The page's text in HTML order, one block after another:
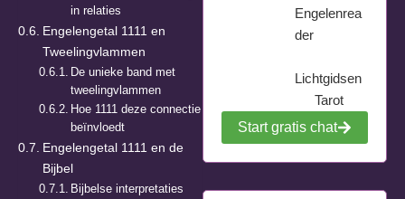
in relaties
Engelengetal 1111 en
Tweelingvlammen
De unieke band met
tweelingvlammen
Hoe 1111 deze connectie
beïnvloedt
Engelengetal 1111 en de
Bijbel
Bijbelse interpretaties
Engelenrea
der
Lichtgidsen
Tarot
Start gratis chat